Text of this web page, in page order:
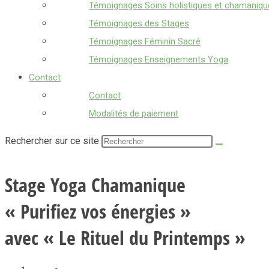
Témoignages Soins holistiques et
Témoignages des Stages
Témoignages Féminin Sacré
Témoignages Enseignements Yoga
Contact
Contact
Modalités de paiement
Rechercher sur ce site
Stage Yoga Chamanique
« Purifiez vos énergies »
avec « Le Rituel du Printemps »